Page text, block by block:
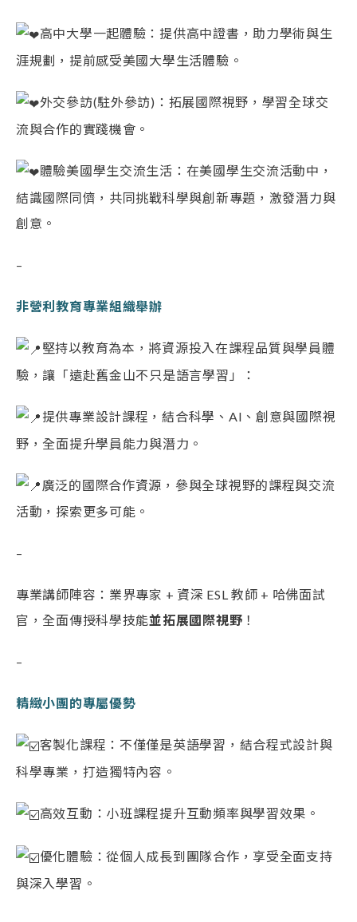
高中大學一起體驗：提供高中證書，助力學術與生
涯規劃，提前感受美國大學生活體驗。
外交參訪(駐外參訪)：拓展國際視野，學習全球交
流與合作的實踐機會。
體驗美國學生交流生活：在美國學生交流活動中，
結識國際同儕，共同挑戰科學與創新專題，激發潛力與
創意。
–
非營利教育專業組織舉辦
堅持以教育為本，將資源投入在課程品質與學員體
驗，讓「遠赴舊金山不只是語言學習」：
提供專業設計課程，結合科學、AI、創意與國際視
野，全面提升學員能力與潛力。
廣泛的國際合作資源，參與全球視野的課程與交流
活動，探索更多可能。
–
專業講師陣容：業界專家 + 資深 ESL 教師 + 哈佛面試
官，全面傳授科學技能並拓展國際視野 ！
–
精緻小團的專屬優勢
客製化課程：不僅僅是英語學習，結合程式設計與
科學專業，打造獨特內容。
高效互動：小班課程提升互動頻率與學習效果。
優化體驗：從個人成長到團隊合作，享受全面支持
與深入學習。